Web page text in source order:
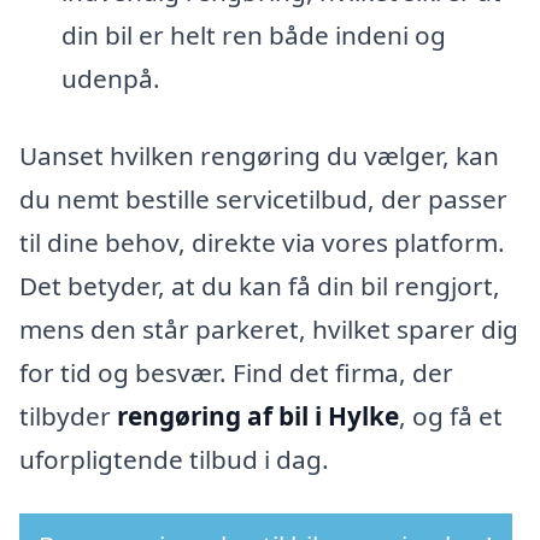
din bil er helt ren både indeni og
udenpå.
Uanset hvilken rengøring du vælger, kan
du nemt bestille servicetilbud, der passer
til dine behov, direkte via vores platform.
Det betyder, at du kan få din bil rengjort,
mens den står parkeret, hvilket sparer dig
for tid og besvær. Find det firma, der
tilbyder rengøring af bil i Hylke, og få et
uforpligtende tilbud i dag.